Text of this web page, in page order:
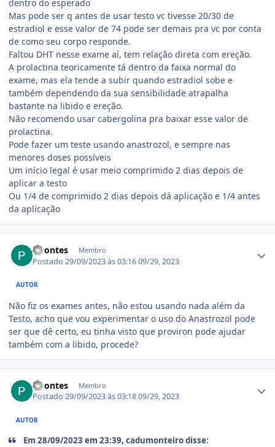
dentro do esperado
Mas pode ser q antes de usar testo vc tivesse 20/30 de
estradiol e esse valor de 74 pode ser demais pra vc por conta
de como seu corpo responde.
Faltou DHT nesse exame aí, tem relação direta com ereção.
A prolactina teoricamente tá dentro da faixa normal do
exame, mas ela tende a subir quando estradiol sobe e
também dependendo da sua sensibilidade atrapalha
bastante na libido e ereção.
Não recomendo usar cabergolina pra baixar esse valor de
prolactina.
Pode fazer um teste usando anastrozol, e sempre nas
menores doses possíveis
Um início legal é usar meio comprimido 2 dias depois de
aplicar a testo
Ou 1/4 de comprimido 2 dias depois dá aplicação e 1/4 antes
da aplicação
Gpontes Membro
Postado29/09/2023 às 03:1609/29, 2023
AUTOR
Não fiz os exames antes, não estou usando nada além da
Testo, acho que vou experimentar o uso do Anastrozol pode
ser que dê certo, eu tinha visto que proviron pode ajudar
também com a libido, procede?
Gpontes Membro
Postado29/09/2023 às 03:1809/29, 2023
AUTOR
Em 28/09/2023 em 23:39, cadumonteiro disse: